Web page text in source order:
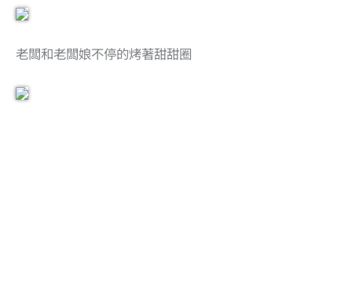
老闆和老闆娘不停的烤著甜甜圈